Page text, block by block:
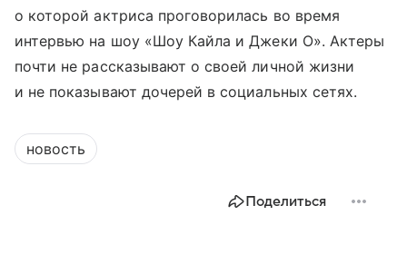
о которой актриса проговорилась во время
интервью на шоу «Шоу Кайла и Джеки О». Актеры
почти не рассказывают о своей личной жизни
и не показывают дочерей в социальных сетях.
новость
Поделиться